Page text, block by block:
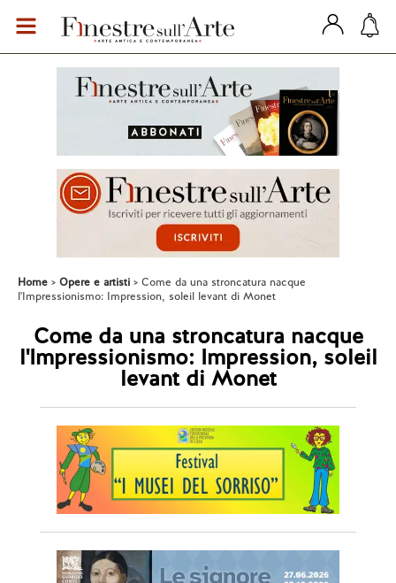
Home Opere e artisti
Come da una stroncatura nacque
l'Impressionismo: Impression, soleil levant di Monet
Come da una stroncatura nacque
l'Impressionismo: Impression, soleil
levant di Monet